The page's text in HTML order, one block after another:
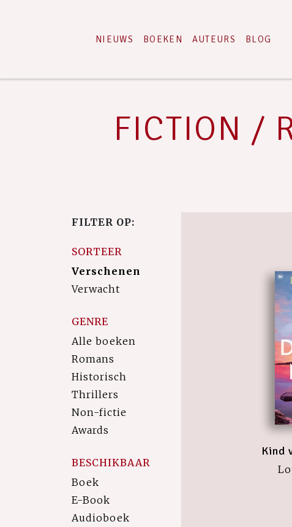
NIEUWS BOEKEN AUTEURS BLOG
FICTION /
FILTER OP:
SORTEER
Verschenen
Verwacht
GENRE
Alle boeken
Romans
Historisch
Thrillers
Non-fictie
Awards
BESCHIKBAAR
Boek
E-Book
Audioboek
Kind